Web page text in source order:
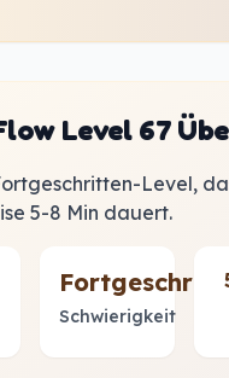
Level 67
Level,
5-8 Min dauert.
Schwierigkeit